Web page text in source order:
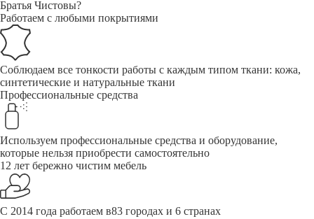
Братья Чистовы?
Работаем с любыми покрытиями
Соблюдаем все тонкости работы с каждым типом ткани: кожа,
синтетические и натуральные ткани
Профессиональные средства
Используем профессиональные средства и оборудование,
которые нельзя приобрести самостоятельно
12 лет бережно чистим мебель
С 2014 года работаем в83 городах и 6 странах